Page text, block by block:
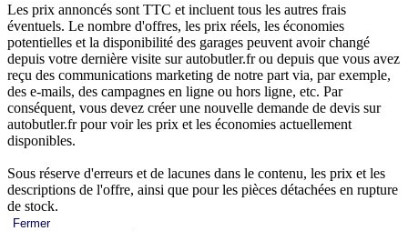
Les prix annoncés sont TTC et incluent tous les autres frais
éventuels. Le nombre d'offres, les prix réels, les économies
potentielles et la disponibilité des garages peuvent avoir changé
depuis votre dernière visite sur autobutler.fr ou depuis que vous avez
reçu des communications marketing de notre part via, par exemple,
des e-mails, des campagnes en ligne ou hors ligne, etc. Par
conséquent, vous devez créer une nouvelle demande de devis sur
autobutler.fr pour voir les prix et les économies actuellement
disponibles.
Sous réserve d'erreurs et de lacunes dans le contenu, les prix et les
descriptions de l'offre, ainsi que pour les pièces détachées en rupture
de stock.
Fermer